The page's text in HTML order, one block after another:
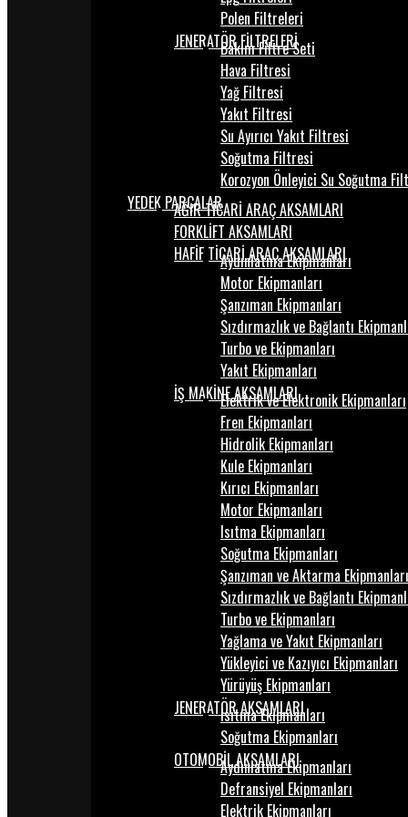
Polen Filtreleri
JENERATÖR FİLTRELERİ
Bakım Filtre Seti
Hava Filtresi
Yağ Filtresi
Yakıt Filtresi
Su Ayırıcı Yakıt Filtresi
Soğutma Filtresi
Korozyon Önleyici Su Soğutma
YEDEK PARÇALARAĞIR TİCARİ ARAÇ AKSAMLARI
FORKLİFT AKSAMLARI
HAFİF TİCARİ ARAÇ AKSAMLARI
Aydınlatma Ekipmanları
Motor Ekipmanları
Şanzıman Ekipmanları
Sızdırmazlık ve Bağlantı
Turbo ve Ekipmanları
Yakıt Ekipmanları
İŞ MAKİNE AKSAMLARI
Elektrik ve Elektronik Ekipmanları
Fren Ekipmanları
Hidrolik Ekipmanları
Kule Ekipmanları
Kırıcı Ekipmanları
Motor Ekipmanları
Isıtma Ekipmanları
Soğutma Ekipmanları
Şanzıman ve Aktarma Ekipmanları
Sızdırmazlık ve Bağlantı
Turbo ve Ekipmanları
Yağlama ve Yakıt Ekipmanları
Yükleyici ve Kazıyıcı Ekipmanları
Yürüyüş Ekipmanları
JENERATÖR AKSAMLARI
Isıtma Ekipmanları
Soğutma Ekipmanları
OTOMOBİL AKSAMLARI
Aydınlatma Ekipmanları
Defransiyel Ekipmanları
Elektrik Ekipmanları